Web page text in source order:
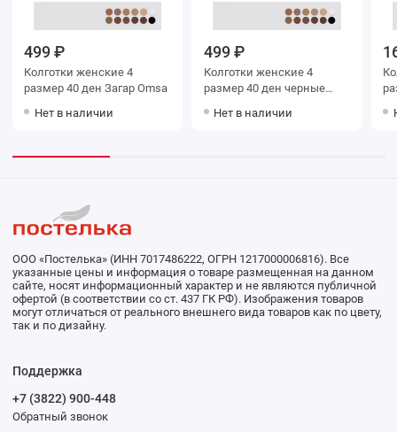
499 ₽
Колготки женские 4
размер 40 ден Загар Omsa
Нет в наличии
499 ₽
Колготки женские 4
размер 40 ден черные
Нет в наличии
ООО «Постелька» (ИНН 7017486222, ОГРН 1217000006816). Все
указанные цены и информация о товаре размещенная на данном
сайте, носят информационный характер и не являются публичной
офертой (в соответствии со ст. 437 ГК РФ). Изображения товаров
могут отличаться от реального внешнего вида товаров как по цвету,
так и по дизайну.
Поддержка
+7 (3822) 900-448
Обратный звонок